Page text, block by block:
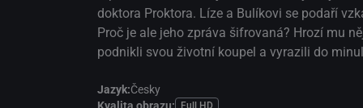
doktora Proktora. Líze a Bulíkovi se podaří
Proč je ale jeho zpráva šifrovaná? Hrozí mu
podnikli svou životní koupel a vyrazili do
Jazyk:Česky
Kvalita obrazu:
Full HD